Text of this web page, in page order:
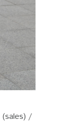
(sales) /